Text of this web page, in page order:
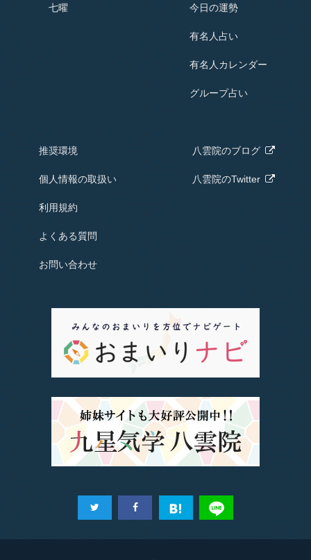
七曜 今日の運勢
有名人占い
有名人カレンダー
グループ占い
推奨環境
個人情報の取扱い
利用規約
よくある質問
お問い合わせ
八雲院のブログ
八雲院のTwitter